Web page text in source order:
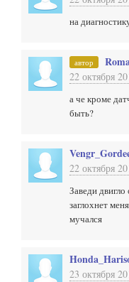
на
автор
22 октября
а че кроме
быть?
22 октября
Заведи
заглохнет
мучался
23 октября